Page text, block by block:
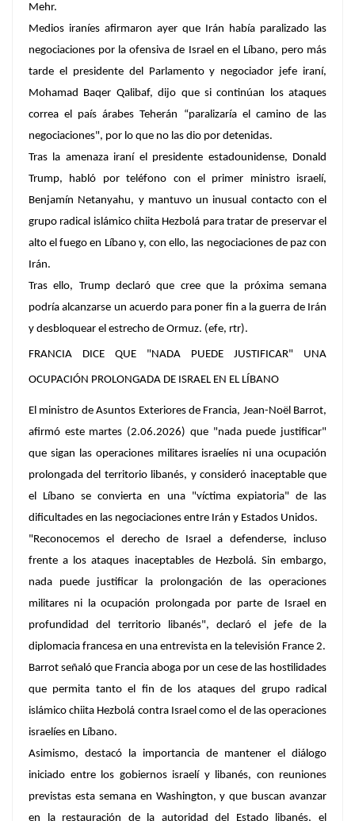
Mehr.
Medios iraníes afirmaron ayer que Irán había paralizado las
negociaciones por la ofensiva de Israel en el Líbano, pero más
tarde el presidente del Parlamento y negociador jefe iraní,
Mohamad Baqer Qalibaf, dijo que si continúan los ataques
correa el país árabes Teherán “paralizaría el camino de las
negociaciones", por lo que no las dio por detenidas.
Tras la amenaza iraní el presidente estadounidense, Donald
Trump, habló por teléfono con el primer ministro israelí,
Benjamín Netanyahu, y mantuvo un inusual contacto con el
grupo radical islámico chiita Hezbolá para tratar de preservar el
alto el fuego en Líbano y, con ello, las negociaciones de paz con
Irán.
Tras ello, Trump declaró que cree que la próxima semana
podría alcanzarse un acuerdo para poner fin a la guerra de Irán
y desbloquear el estrecho de Ormuz. (efe, rtr).
FRANCIA DICE QUE "NADA PUEDE JUSTIFICAR" UNA
OCUPACIÓN PROLONGADA DE ISRAEL EN EL LÍBANO
El ministro de Asuntos Exteriores de Francia, Jean-Noël Barrot,
afirmó este martes (2.06.2026) que "nada puede justificar"
que sigan las operaciones militares israelíes ni una ocupación
prolongada del territorio libanés, y consideró inaceptable que
el Líbano se convierta en una "víctima expiatoria" de las
dificultades en las negociaciones entre Irán y Estados Unidos.
"Reconocemos el derecho de Israel a defenderse, incluso
frente a los ataques inaceptables de Hezbolá. Sin embargo,
nada puede justificar la prolongación de las operaciones
militares ni la ocupación prolongada por parte de Israel en
profundidad del territorio libanés", declaró el jefe de la
diplomacia francesa en una entrevista en la televisión France 2.
Barrot señaló que Francia aboga por un cese de las hostilidades
que permita tanto el fin de los ataques del grupo radical
islámico chiita Hezbolá contra Israel como el de las operaciones
israelíes en Líbano.
Asimismo, destacó la importancia de mantener el diálogo
iniciado entre los gobiernos israelí y libanés, con reuniones
previstas esta semana en Washington, y que buscan avanzar
en la restauración de la autoridad del Estado libanés, el